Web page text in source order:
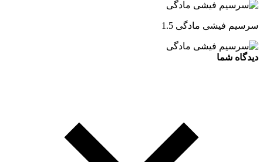
سرسیم فیشی مادگی 1.5
دیدگاه شما